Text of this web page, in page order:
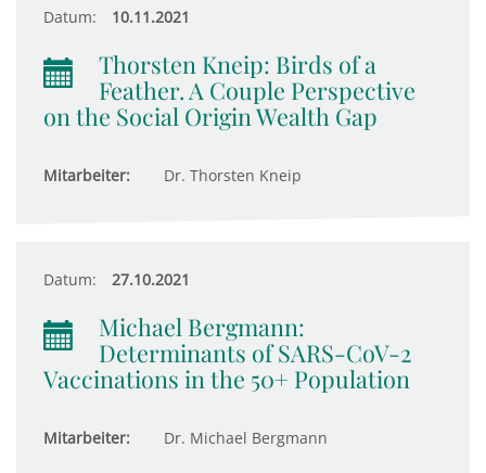
Datum: 10.11.2021
Thorsten Kneip: Birds of a
Feather. A Couple Perspective
on the Social Origin Wealth Gap
Mitarbeiter: Dr. Thorsten Kneip
Datum: 27.10.2021
Michael Bergmann:
Determinants of SARS-CoV-2
Vaccinations in the 50+ Population
Mitarbeiter: Dr. Michael Bergmann